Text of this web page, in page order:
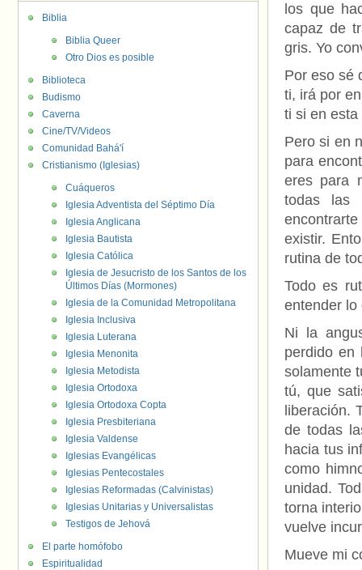
los que
capaz de
gris. Yo
Por eso sé
ti, irá por
ti si en
Pero si en
para
eres para
todas las
existir.
rutina de
Todo es
entender lo
Ni la
perdido en
solamente
tú, que
liberación.
de todas
hacia tus
como
unidad.
torna
vuelve
Mueve mi
Biblia
Biblia Queer
Otro Dios es posible
Biblioteca
Budismo
Caverna
Cine/TV/Videos
Comunidad Bahá'í
Cristianismo (Iglesias)
Cuáqueros
Iglesia Adventista del Séptimo Día
Iglesia Anglicana
Iglesia Bautista
Iglesia Católica
Iglesia de Jesucristo de los Santos de los
Últimos Días (Mormones)
Iglesia de la Comunidad Metropolitana
Iglesia Inclusiva
Iglesia Luterana
Iglesia Menonita
Iglesia Metodista
Iglesia Ortodoxa
Iglesia Ortodoxa Copta
Iglesia Presbiteriana
Iglesia Valdense
Iglesias Evangélicas
Iglesias Pentecostales
Iglesias Reformadas (Calvinistas)
Iglesias Unitarias y Universalistas
Testigos de Jehová
El parte homófobo
Espiritualidad